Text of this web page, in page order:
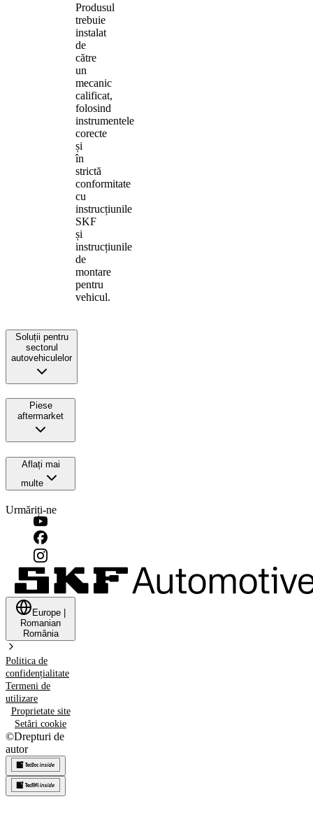
Produsul
trebuie
instalat
de
către
un
mecanic
calificat,
folosind
instrumentele
corecte
și
în
strictă
conformitate
cu
instrucțiunile
SKF
și
instrucțiunile
de
montare
pentru
vehicul.
Soluții pentru
sectorul
autovehiculelor
Piese
aftermarket
Aflați mai
multe
Urmăriți-ne
Europe
Romanian
România
Politica de
confidențialitate
Termeni de
utilizare
Proprietate site
Setări cookie
©Drepturi de
autor